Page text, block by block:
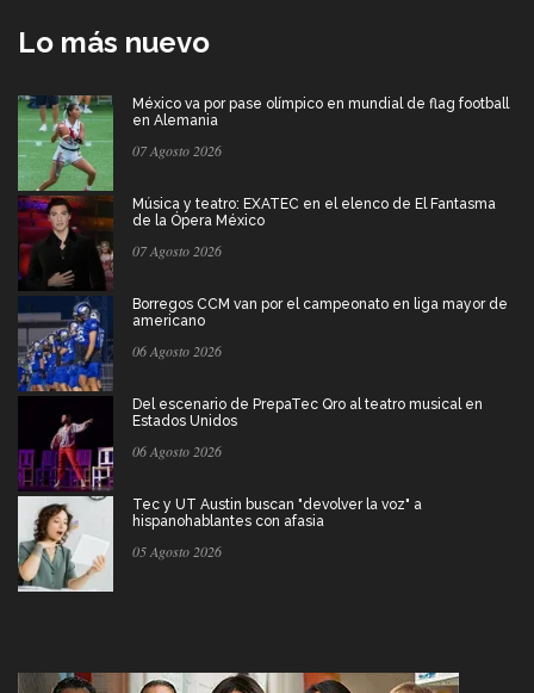
Lo más nuevo
México va por pase olímpico en mundial de flag football
en Alemania
07 Agosto 2026
Música y teatro: EXATEC en el elenco de El Fantasma
de la Ópera México
07 Agosto 2026
Borregos CCM van por el campeonato en liga mayor de
americano
06 Agosto 2026
Del escenario de PrepaTec Qro al teatro musical en
Estados Unidos
06 Agosto 2026
Tec y UT Austin buscan "devolver la voz" a
hispanohablantes con afasia
05 Agosto 2026